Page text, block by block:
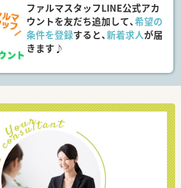
ファルマスタッフLINE公式アカ
ウントを友だち追加して、希望の
条件を登録すると、新着求人が届
きます♪